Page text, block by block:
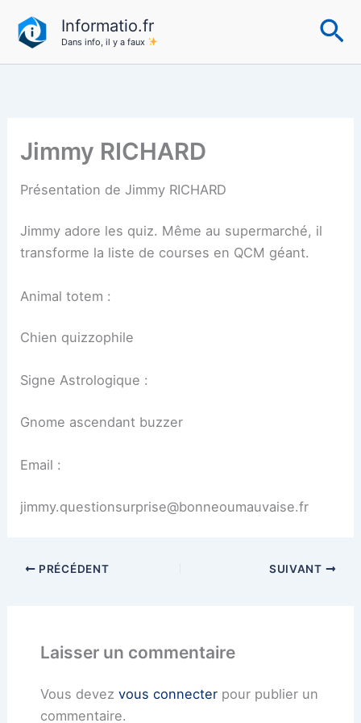
contenu
Informatio.fr
Dans info, il y a faux
Jimmy RICHARD
Présentation de Jimmy RICHARD
Jimmy adore les quiz. Même au supermarché, il
transforme la liste de courses en QCM géant.
Animal totem :
Chien quizzophile
Signe Astrologique :
Gnome ascendant buzzer
Email :
jimmy.questionsurprise@bonneoumauvaise.fr
PRÉCÉDENT SUIVANT
Laisser un commentaire
Vous devez vous connecterpour publier un
commentaire.